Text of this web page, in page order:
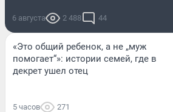
6 августа 2 488 44
«Это общий ребенок, а не „муж
помогает“»: истории семей, где в
декрет ушел отец
5 часов 271